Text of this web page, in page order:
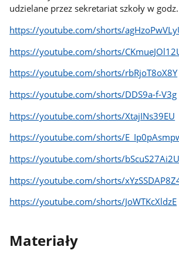
udzielane przez sekretariat szkoły w
https://youtube.com/shorts/
https://youtube.com/shorts/
https://youtube.com/shorts/rbRjoT8oX8Y
https://youtube.com/shorts/DDS9a-f-V3g
https://youtube.com/shorts/XtajINs39EU
https://youtube.com/shorts/
https://youtube.com/shorts/bScuS27Ai2U
https://youtube.com/shorts/
https://youtube.com/shorts/JoWTKcXldzE
Materiały